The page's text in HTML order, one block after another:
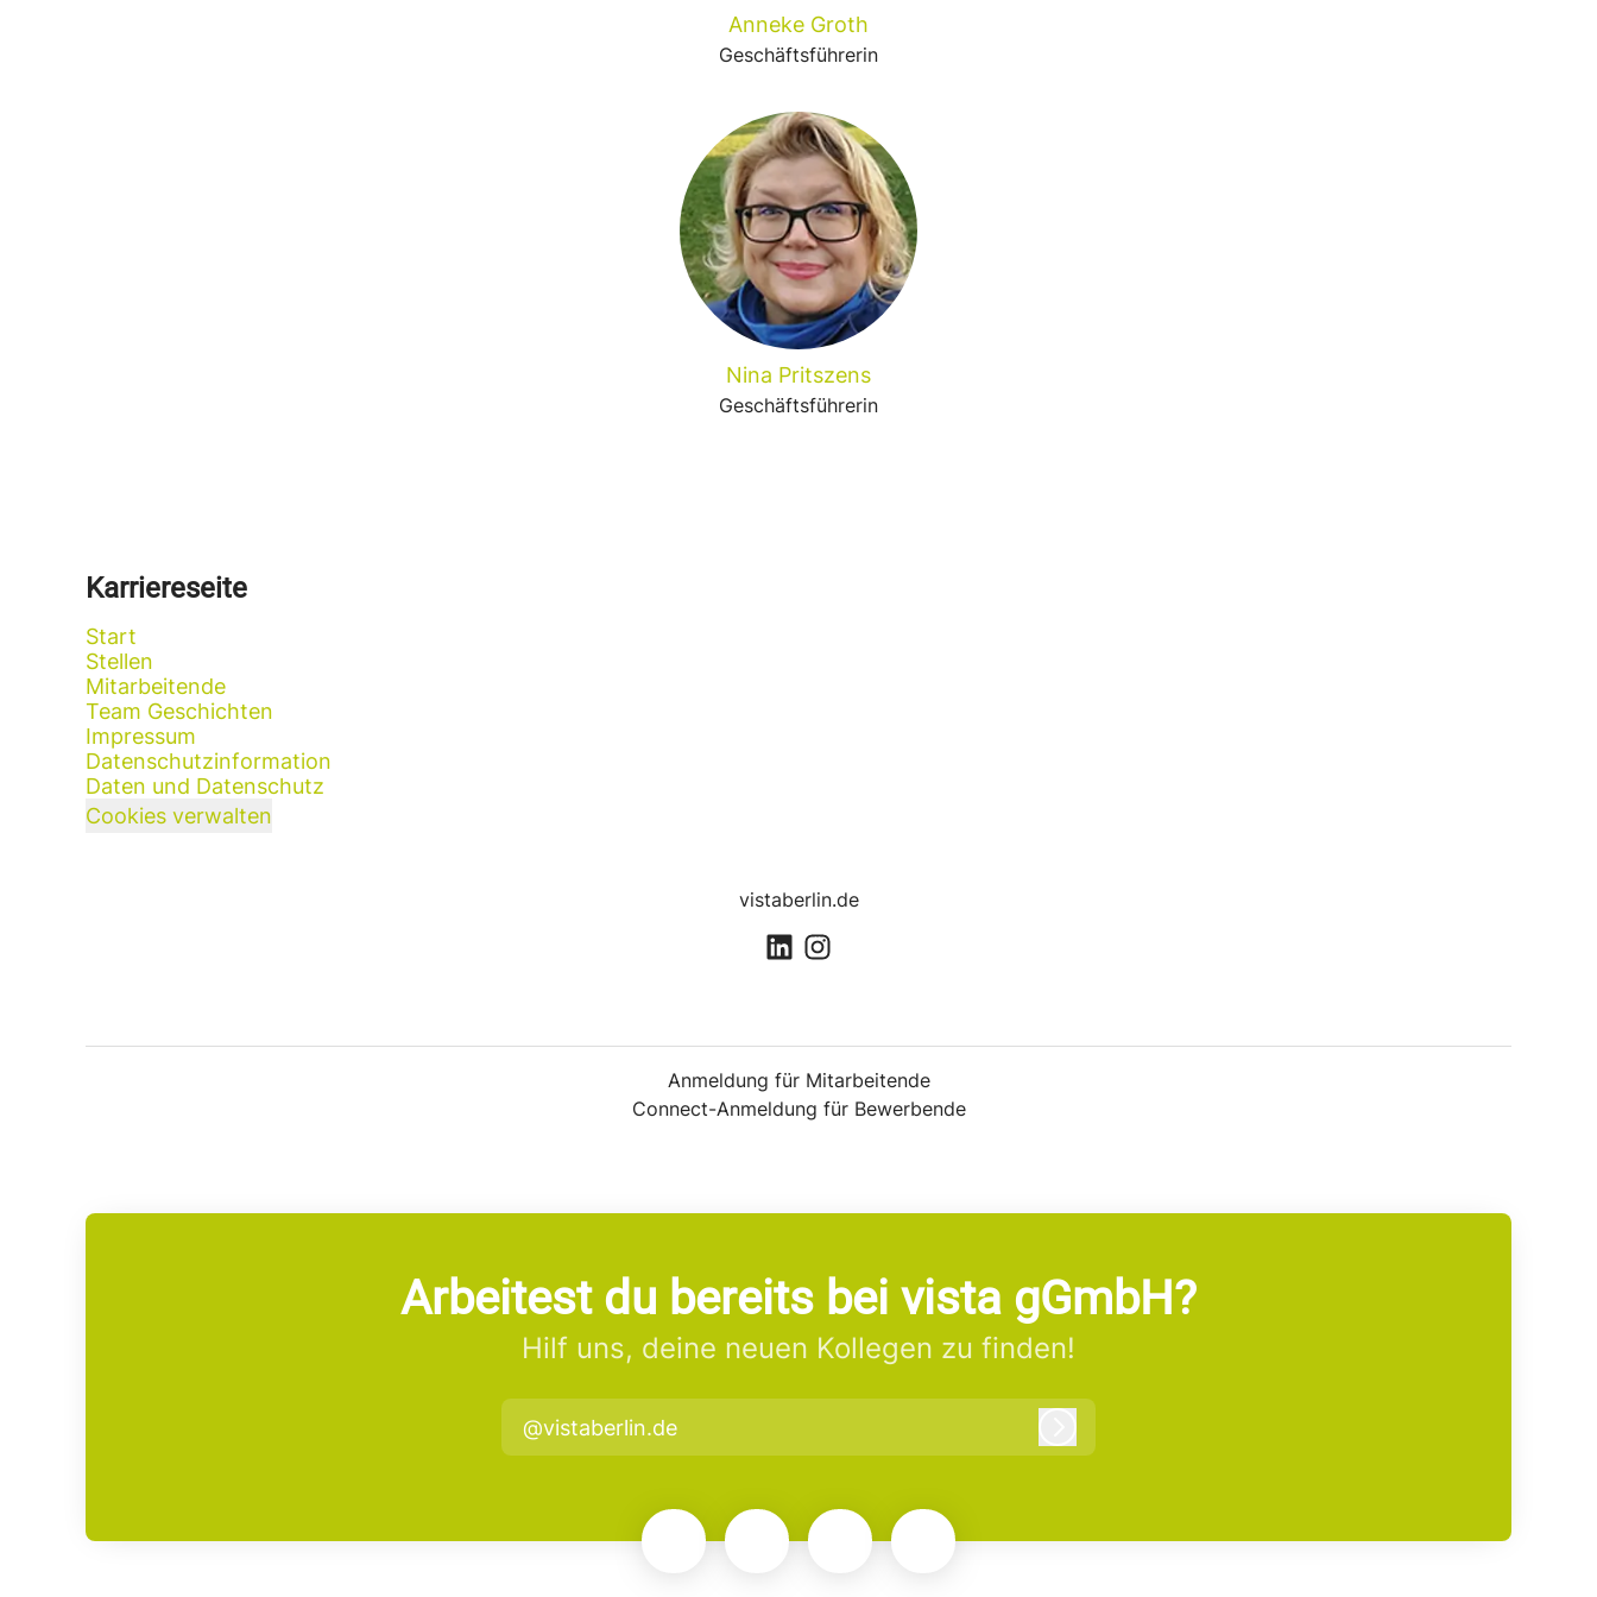
Anneke Groth
Geschäftsführerin
Nina Pritszens
Geschäftsführerin
Karriereseite
Start
Stellen
Mitarbeitende
Team Geschichten
Impressum
Datenschutzinformation
Daten und Datenschutz
Cookies verwalten
vistaberlin.de
Anmeldung für Mitarbeitende
Connect-Anmeldung für Bewerbende
Arbeitest du bereits bei vista gGmbH?
Hilf uns, deine neuen Kollegen zu finden!
@vistaberlin.de